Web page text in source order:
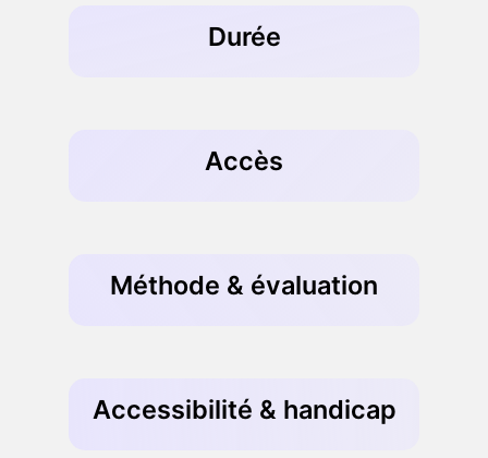
Durée
Accès
Méthode & évaluation
Accessibilité & handicap